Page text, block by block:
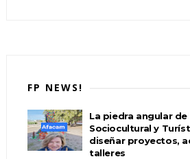
FP NEWS!
La piedra angular de
Sociocultural y
diseñar proyectos,
talleres